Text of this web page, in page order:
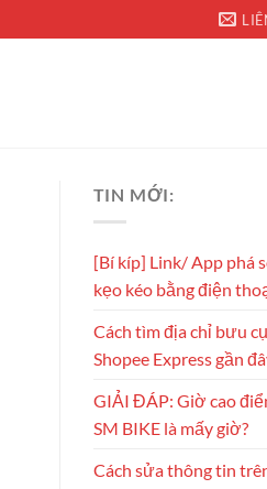
TIN MỚI:
[Bí kíp] Link/ App phá
kẹo kéo bằng điện
Cách tìm địa chỉ bưu
Shopee Express gần
GIẢI ĐÁP: Giờ cao
SM BIKE là mấy giờ?
Cách sửa thông tin